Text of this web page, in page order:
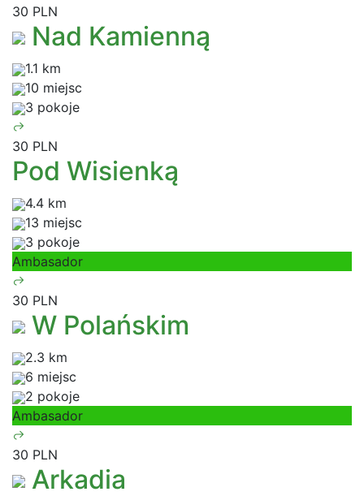
30 PLN
Nad Kamienną
1.1 km
10 miejsc
3 pokoje
30 PLN
Pod Wisienką
4.4 km
13 miejsc
3 pokoje
Ambasador
30 PLN
W Polańskim
2.3 km
6 miejsc
2 pokoje
Ambasador
30 PLN
Arkadia